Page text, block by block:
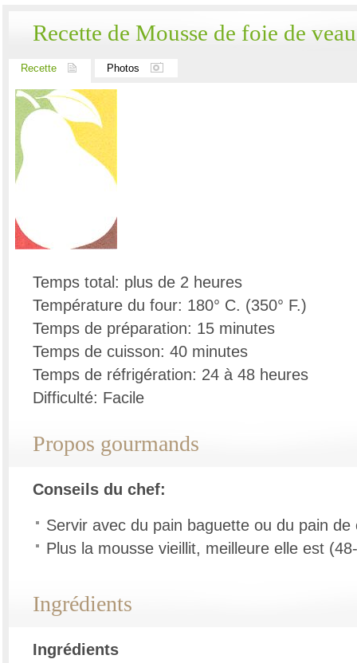
Recette de Mousse de foie de
Recette Photos
Temps total: plus de 2 heures
Température du four: 180° C. (350° F.)
Temps de préparation: 15 minutes
Temps de cuisson: 40 minutes
Temps de réfrigération: 24 à 48 heures
Difficulté: Facile
Propos gourmands
Conseils du chef:
Servir avec du pain baguette ou du pain
Plus la mousse vieillit, meilleure elle est
Ingrédients
Ingrédients